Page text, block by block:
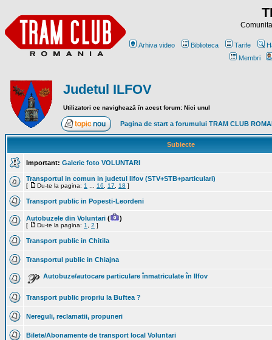
Arhiva video Biblioteca Tarife
Membri
Judetul ILFOV
Utilizatori ce navighează în acest forum: Nici unul
Pagina de start a forumului TRAM CLUB
Subiecte
Important: Galerie foto VOLUNTARI
Transportul in comun in judetul Ilfov (STV+STB+particulari)
[ Du-te la pagina: 1 16 17 18 ]
Transport public in Popesti-Leordeni
Autobuzele din Voluntari ( )
[ Du-te la pagina: 1 2 ]
Transport public in Chitila
Transportul public in Chiajna
Autobuze/autocare particulare înmatriculate în Ilfov
Transport public propriu la Buftea ?
Nereguli, reclamatii, propuneri
Bilete/Abonamente de transport local Voluntari